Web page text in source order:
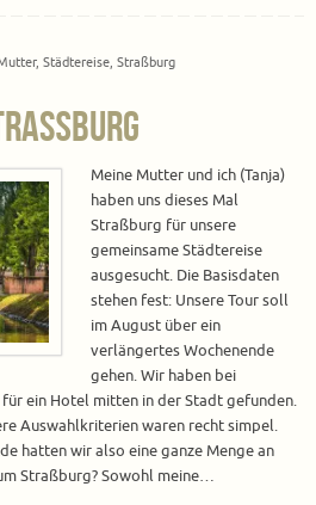
, Städtereise, Straßburg
Meine Mutter und ich (Tanja)
haben uns dieses Mal
Straßburg für unsere
gemeinsame Städtereise
ausgesucht. Die Basisdaten
stehen fest: Unsere Tour soll
im August über ein
verlängertes Wochenende
gehen. Wir haben bei
ein Hotel mitten in der Stadt gefunden.
Auswahlkriterien waren recht simpel.
hatten wir also eine ganze Menge an
Straßburg? Sowohl meine…